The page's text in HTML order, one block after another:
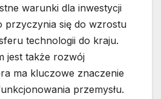
warunki dla inwestycji
przyczynia się do wzrostu
technologii do kraju.
jest także rozwój
ma kluczowe znaczenie
przemysłu.